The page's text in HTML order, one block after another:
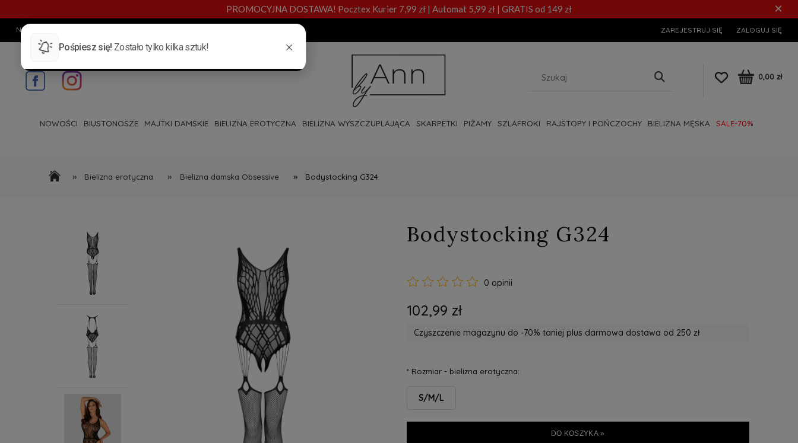
PROMOCYJNA DOSTAWA! Pocztex Kurier 7,99 zł | Automat 5,99 zł | GRATIS od 149 zł ×
NUMER TELEFONU: ZAREJESTRUJ SIĘ ZALOGUJ SIĘ
0,00 zł
NOWOŚCI BIUSTONOSZE MAJTKI DAMSKIE BIELIZNA EROTYCZNA BIELIZNA WYSZCZUPLAJĄCA SKARPETKI PIŻAMY SZLAFROKI RAJSTOPY I POŃCZOCHY BIELIZNA MĘSKA SALE-70%
» Bielizna erotyczna » Bielizna damska Obsessive » Bodystocking G324
Bodystocking G324
0 opinii
102,99 zł
Czyszczenie magazynu do -70% taniej plus darmowa dostawa od 250 zł
*Rozmiar - bielizna erotyczna:
S/M/L
DO KOSZYKA »